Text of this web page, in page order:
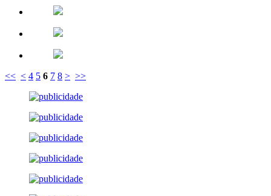
<< < 4 5 6 7 8 > >>